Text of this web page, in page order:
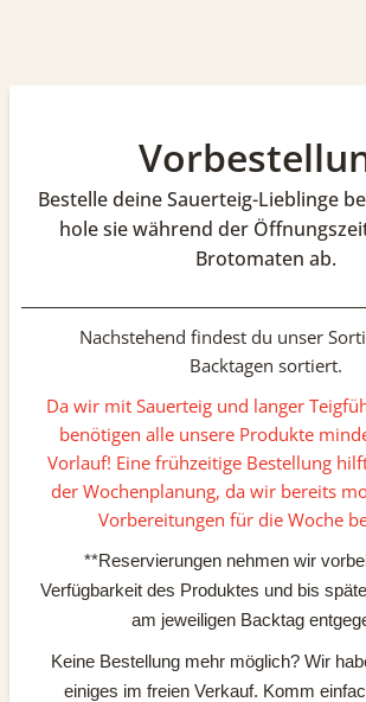
Bestelle deine Sauerteig-Lieblinge
hole sie während der
Brotomaten ab.
Nachstehend findest du unser
Backtagen sortiert.
Da wir mit Sauerteig und langer
benötigen alle unsere Produkte
Vorlauf! Eine frühzeitige Bestellung
der Wochenplanung, da wir bereits
Vorbereitungen für die Woche
**Reservierungen nehmen wir
Verfügbarkeit des Produktes und bis
am jeweiligen Backtag
Keine Bestellung mehr möglich? Wir
einiges im freien Verkauf. Komm